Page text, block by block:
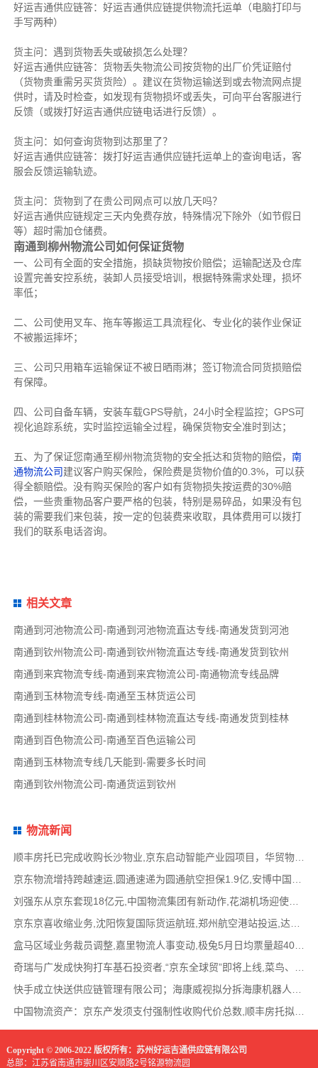
好运吉通供应链答：好运吉通供应链提供物流托运单（电脑打印与
手写两种）
货主问：遇到货物丢失或破损怎么处理？
好运吉通供应链答：货物丢失物流公司按货物的出厂价凭证赔付
（货物贵重需另买货货险）。建议在货物运输送到或去物流网点提
供时，请及时检查，如发现有货物损坏或丢失，可向平台客服进行
反馈（或拨打好运吉通供应链电话进行反馈）。
货主问：如何查询货物到达那里了？
好运吉通供应链答：拨打好运吉通供应链托运单上的查询电话，客
服会反馈运输轨迹。
货主问：货物到了在贵公司网点可以放几天吗？
好运吉通供应链规定三天内免费存放，特殊情况下除外（如节假日
等）超时需加仓储费。
南通到柳州物流公司如何保证货物
一、公司有全面的安全措施，损缺货物按价赔偿；运输配送及仓库
设置完善安控系统，装卸人员接受培训，根据特殊需求处理，损坏
率低；
二、公司使用叉车、拖车等搬运工具流程化、专业化的装作业保证
不被搬运摔坏；
三、公司只用箱车运输保证不被日晒雨淋；签订物流合同货损赔偿
有保障。
四、公司自备车辆，安装车载GPS导航，24小时全程监控；GPS可
视化追踪系统，实时监控运输全过程，确保货物安全准时到达；
五、为了保证您南通至柳州物流货物的安全抵达和货物的赔偿， 南
通物流公司建议客户购买保险，保险费是货物价值的0.3%，可以获
得全额赔偿。没有购买保险的客户如有货物损失按运费的30%赔
偿，一些贵重物品客户要严格的包装，特别是易碎品，如果没有包
装的需要我们来包装，按一定的包装费来收取，具体费用可以拨打
我们的联系电话咨询。
相关文章
南通到河池物流公司-南通到河池物流直达专线-南通发货到河池
南通到钦州物流公司-南通到钦州物流直达专线-南通发货到钦州
南通到来宾物流专线-南通到来宾物流公司-南通物流专线品牌
南通到玉林物流专线-南通至玉林货运公司
南通到桂林物流公司-南通到桂林物流直达专线-南通发货到桂林
南通到百色物流公司-南通至百色运输公司
南通到玉林物流专线几天能到-需要多长时间
南通到钦州物流公司-南通货运到钦州
物流新闻
顺丰房托已完成收购长沙物业,京东启动智能产业园项目，华贸物流签署约2亿元专线产品运营合
京东物流增持跨越速运,圆通速递为圆通航空担保1.9亿,安博中国牵手启橙中国,中通云仓发布6
刘强东从京东套现18亿元,中国物流集团有新动作,花湖机场迎使用许可审查,丰巢自营洗衣在全国
京东京喜收缩业务,沈阳恢复国际货运航班,郑州航空港站投运,达达快送发布618战报,顺丰发布最
盒马区域业务裁员调整,嘉里物流人事变动,极兔5月日均票量超4000万,菜鸟开通中美特惠海运专线
奇瑞与广发成快狗打车基石投资者,“京东全球贸”即将上线,菜鸟、普洛斯公布减碳举措,中国
快手成立快送供应链管理有限公司；海康威视拟分拆海康机器人至创业板上市；传化智联6.93亿
中国物流资产：京东产发须支付强制性收购代价总数,顺丰房托拟收购长沙物业,京东、普洛斯等
Copyright © 2006-2022 版权所有：苏州好运吉通供应链有限公司
总部：江苏省南通市崇川区安顺路2号铭源物流园